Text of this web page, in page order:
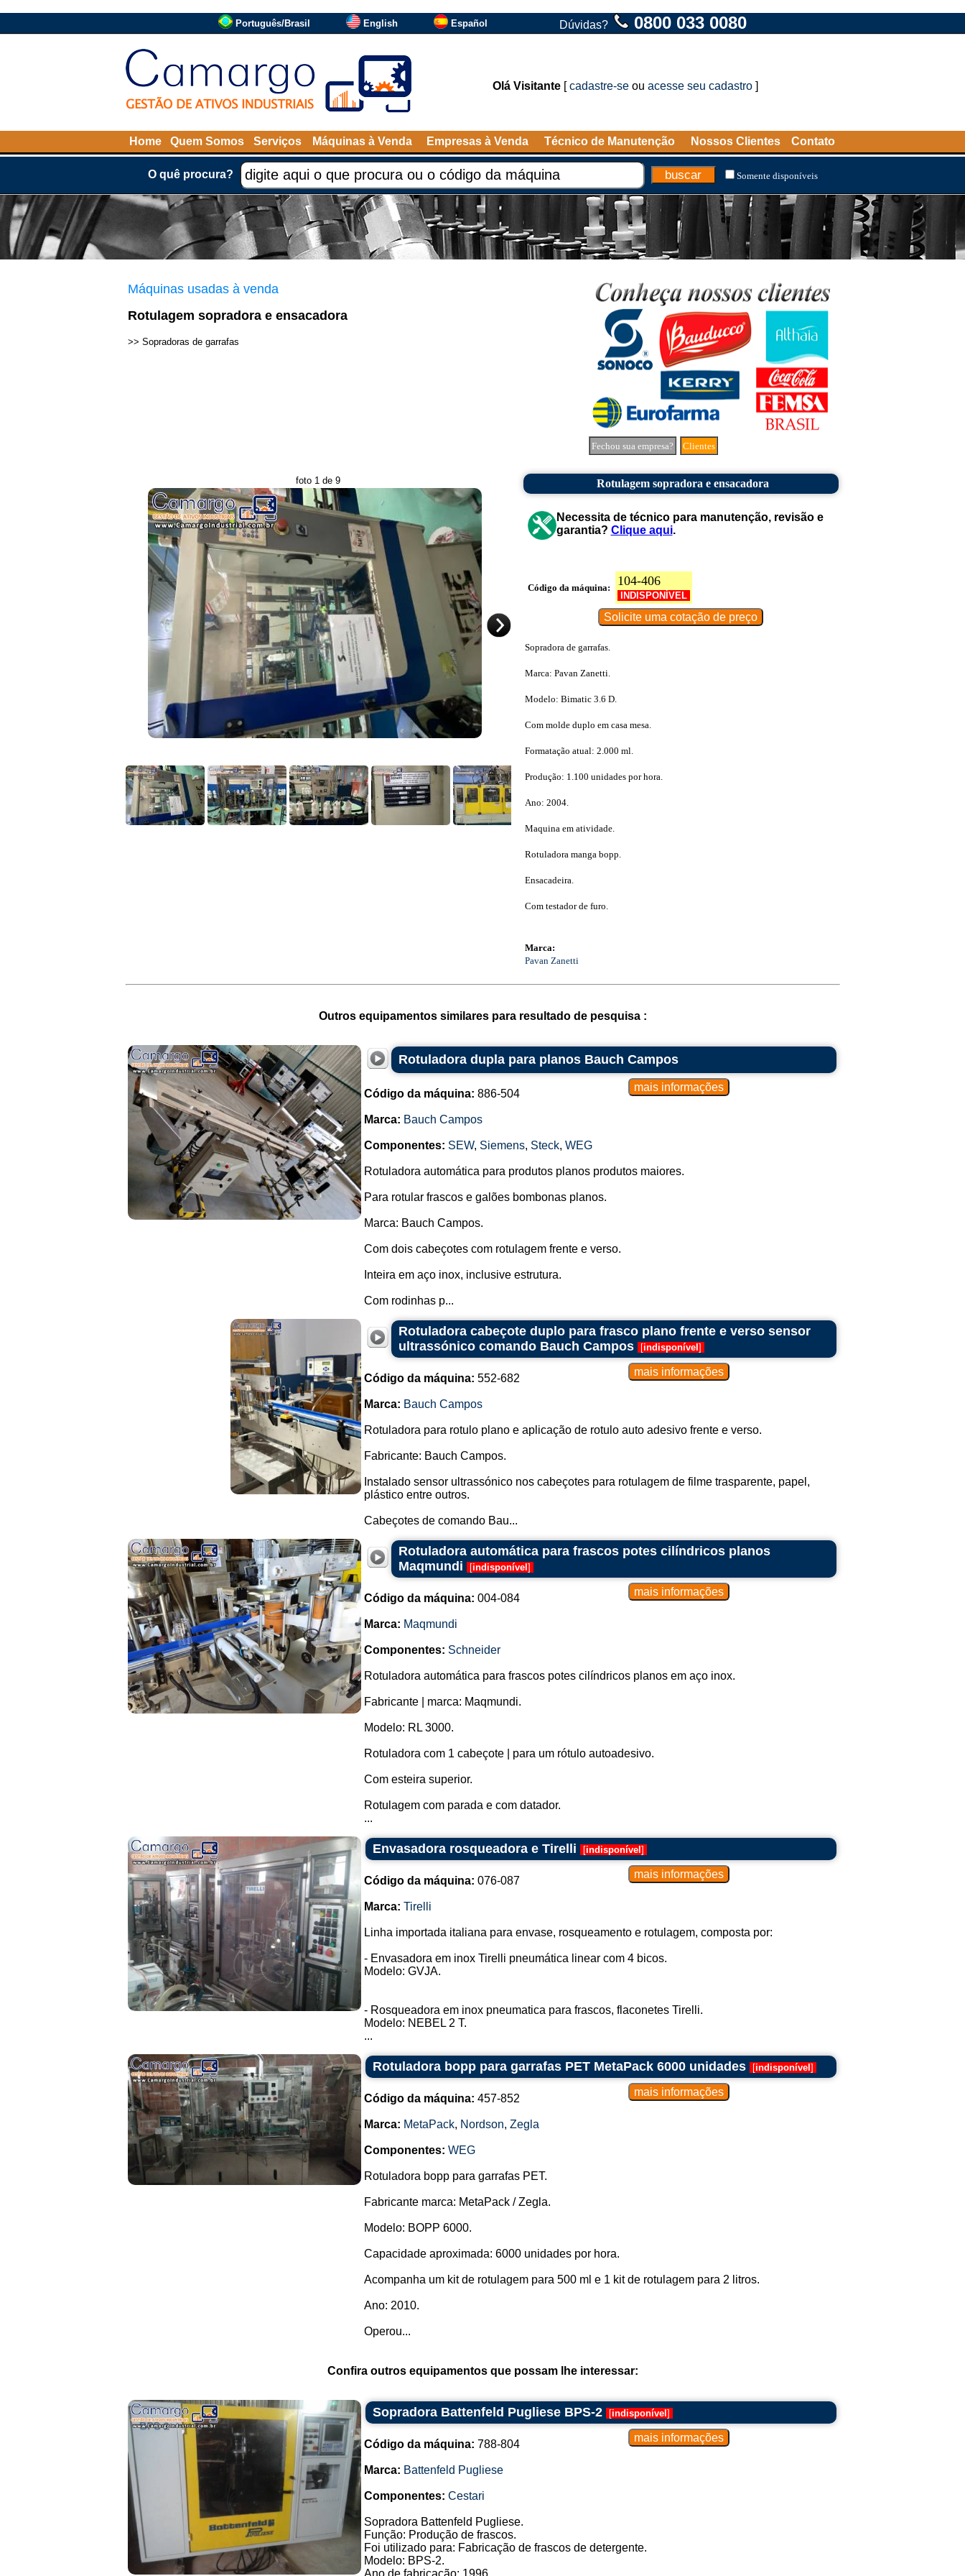
Português/Brasil English Español Dúvidas? 0800 033 0080
Olá Visitante [cadastre-se ou acesse seu cadastro ]
Home Quem Somos Serviços Máquinas à Venda Empresas à Venda Técnico de Manutenção Nossos Clientes Contato
O quê procura? Somente disponíveis
Máquinas usadas à venda
Rotulagem sopradora e ensacadora
>> Sopradoras de garrafas
Fechou sua empresa? Clientes
foto 1 de 9 Rotulagem sopradora e ensacadora
Necessita de técnico para manutenção, revisão e
garantia? Clique aqui.
Código da máquina: 104-406
INDISPONÍVEL
Sopradora de garrafas.
Marca: Pavan Zanetti.
Modelo: Bimatic 3.6 D.
Com molde duplo em casa mesa.
Formatação atual: 2.000 ml.
Produção: 1.100 unidades por hora.
Ano: 2004.
Maquina em atividade.
Rotuladora manga bopp.
Ensacadeira.
Com testador de furo.
Marca:
Pavan Zanetti
Outros equipamentos similares para resultado de pesquisa :
Rotuladora dupla para planos Bauch Campos
Código da máquina: 886-504
Marca: Bauch Campos
Componentes: SEW, Siemens, Steck, WEG
Rotuladora automática para produtos planos produtos maiores.
Para rotular frascos e galões bombonas planos.
Marca: Bauch Campos.
Com dois cabeçotes com rotulagem frente e verso.
Inteira em aço inox, inclusive estrutura.
Com rodinhas p...
Rotuladora cabeçote duplo para frasco plano frente e verso sensor
ultrassónico comando Bauch Campos
[indisponível ]
Código da máquina: 552-682
Marca: Bauch Campos
Rotuladora para rotulo plano e aplicação de rotulo auto adesivo frente e verso.
Fabricante: Bauch Campos.
Instalado sensor ultrassónico nos cabeçotes para rotulagem de filme trasparente, papel,
plástico entre outros.
Cabeçotes de comando Bau...
Rotuladora automática para frascos potes cilíndricos planos
Maqmundi
[indisponível ]
Código da máquina: 004-084
Marca: Maqmundi
Componentes: Schneider
Rotuladora automática para frascos potes cilíndricos planos em aço inox.
Fabricante | marca: Maqmundi.
Modelo: RL 3000.
Rotuladora com 1 cabeçote | para um rótulo autoadesivo.
Com esteira superior.
Rotulagem com parada e com datador.
...
Envasadora rosqueadora e Tirelli [indisponível ]
Código da máquina: 076-087
Marca: Tirelli
Linha importada italiana para envase, rosqueamento e rotulagem, composta por:
- Envasadora em inox Tirelli pneumática linear com 4 bicos.
Modelo: GVJA.
- Rosqueadora em inox pneumatica para frascos, flaconetes Tirelli.
Modelo: NEBEL 2 T.
...
Rotuladora bopp para garrafas PET MetaPack 6000 unidades [indisponível ]
Código da máquina: 457-852
Marca: MetaPack, Nordson, Zegla
Componentes: WEG
Rotuladora bopp para garrafas PET.
Fabricante marca: MetaPack / Zegla.
Modelo: BOPP 6000.
Capacidade aproximada: 6000 unidades por hora.
Acompanha um kit de rotulagem para 500 ml e 1 kit de rotulagem para 2 litros.
Ano: 2010.
Operou...
Confira outros equipamentos que possam lhe interessar:
Sopradora Battenfeld Pugliese BPS-2 [indisponível ]
Código da máquina: 788-804
Marca: Battenfeld Pugliese
Componentes: Cestari
Sopradora Battenfeld Pugliese.
Função: Produção de frascos.
Foi utilizado para: Fabricação de frascos de detergente.
Modelo: BPS-2.
Ano de fabricação: 1996.